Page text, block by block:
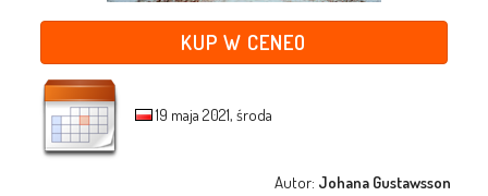
KUP W CENEO
19 maja 2021, środa
Autor: Johana Gustawsson